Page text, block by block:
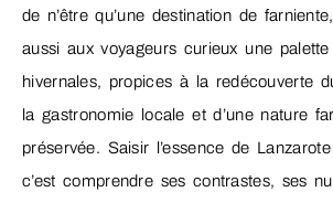
de n’être qu’une destination de
aussi aux voyageurs curieux une palette
hivernales, propices à la redécouverte
la gastronomie locale et d’une nature
préservée. Saisir l’essence de Lanzarote
c’est comprendre ses contrastes, ses